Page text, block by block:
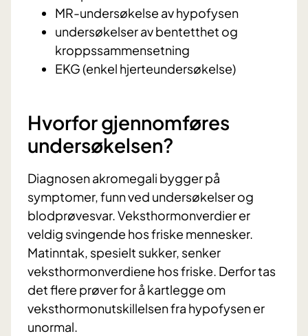
MR-undersøkelse av hypofysen
undersøkelser av bentetthet og
kroppssammensetning
EKG (enkel hjerteundersøkelse)
Hvorfor gjennomføres
undersøkelsen?
Diagnosen akromegali bygger på
symptomer, funn ved undersøkelser og
blodprøvesvar. Veksthormonverdier er
veldig svingende hos friske mennesker.
Matinntak, spesielt sukker, senker
veksthormonverdiene hos friske. Derfor tas
det flere prøver for å kartlegge om
veksthormonutskillelsen fra hypofysen er
unormal.